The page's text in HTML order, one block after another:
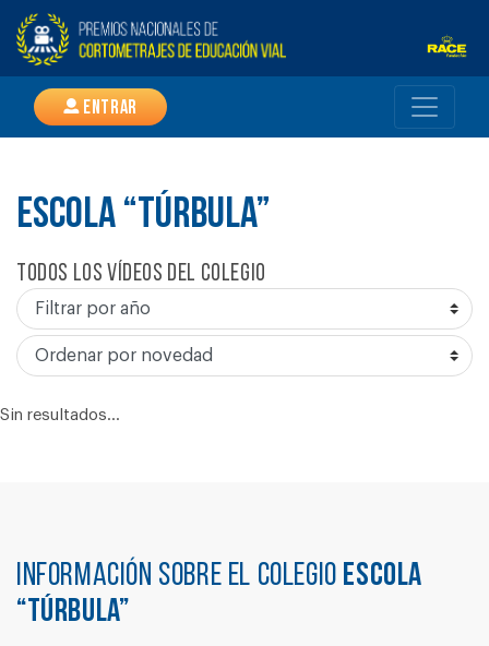
Entrar
ESCOLA “TÚRBULA”
Todos los vídeos del colegio
Sin resultados...
Información sobre el colegio ESCOLA
“TÚRBULA”